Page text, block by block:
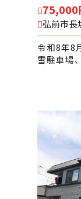
業させて
休業中
月6日よ
よろし
誠に勝
で休業
休業中
月17日
でよろ
2026-
サン・
2026-
ガーデ
2025-
撫牛子
清原２
2025-
清原２
75,000
弘前市長
令和8年8
雪駐車場